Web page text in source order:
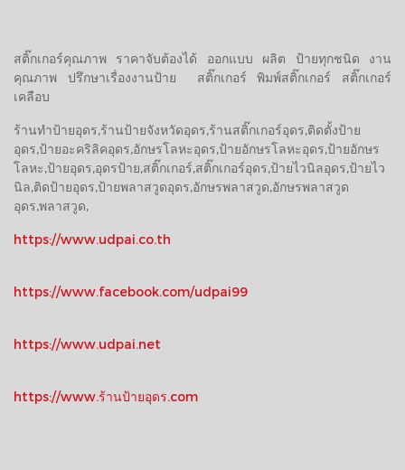
สติ๊กเกอร์คุณภาพ ราคาจับต้องได้ ออกแบบ ผลิต ป้ายทุกชนิด งาน
คุณภาพ ปรึกษาเรื่องงานป้าย สติ๊กเกอร์ พิมพ์สติ๊กเกอร์ สติ๊กเกอร์
เคลือบ
ร้านทำป้ายอุดร,ร้านป้ายจังหวัดอุดร,ร้านสติ๊กเกอร์อุดร,ติดตั้งป้าย
อุดร,ป้ายอะคริลิคอุดร,อักษรโลหะอุดร,ป้ายอักษรโลหะอุดร,ป้ายอักษร
โลหะ,ป้ายอุดร,อุดรป้าย,สติ๊กเกอร์,สติ๊กเกอร์อุดร,ป้ายไวนิลอุดร,ป้ายไว
นิล,ติดป้ายอุดร,ป้ายพลาสวูดอุดร,อักษรพลาสวูด,อักษรพลาสวูด
อุดร,พลาสวูด,
https://www.udpai.co.th
https://www.facebook.com/udpai99
https://www.udpai.net
https://www.ร้านป้ายอุดร.com